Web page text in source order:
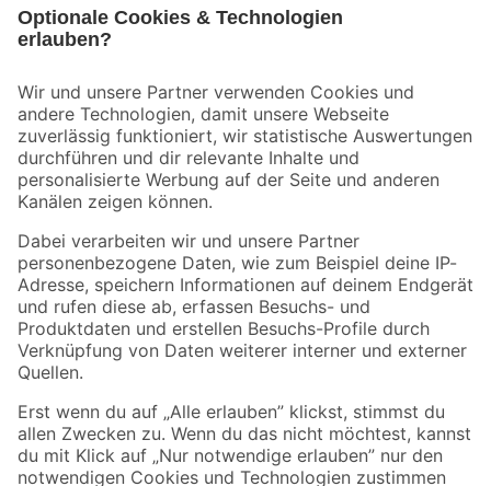
Der toom Newsletter: Keine Angebote und Aktionen mehr verpassen!
Zur Newsletter Anmeldung
Folge uns
Zahlungsarten Versandarten
Sicher einkaufen
Jetzt die toom-App herunterladen